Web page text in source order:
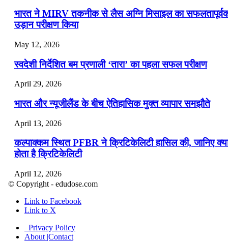
भारत ने MIRV तकनीक से लैस अग्नि मिसाइल का
उड़ान परीक्षण किया
May 12, 2026
स्वदेशी निर्देशित बम प्रणाली ‘तारा’ का पहला सफल परीक्षण
April 29, 2026
भारत और न्यूजीलैंड के बीच ऐतिहासिक मुक्त व्यापार समझौते
April 13, 2026
कल्पाक्कम स्थित PFBR ने क्रिटिकेलिटी हासिल की, जानिए
होता है क्रिटिकेलिटी
April 12, 2026
April 9, 2026
नासा का आर्टेमिस-2 मिशन: मनुष्य एक बार फिर से चंद्रमा के
© Copyright - edudose.com
Link to Facebook
Link to X
Privacy Policy
About |Contact